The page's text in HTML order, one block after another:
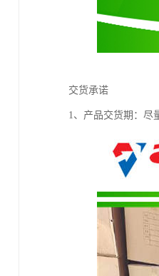
交货承诺
1、产品交货期：尽